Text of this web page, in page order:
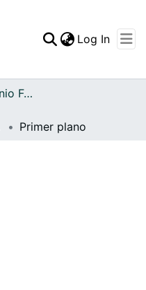
Log In
Archivo del Patrimonio Fotográfico y Fílmico del Valle del Cauca
Primer plano